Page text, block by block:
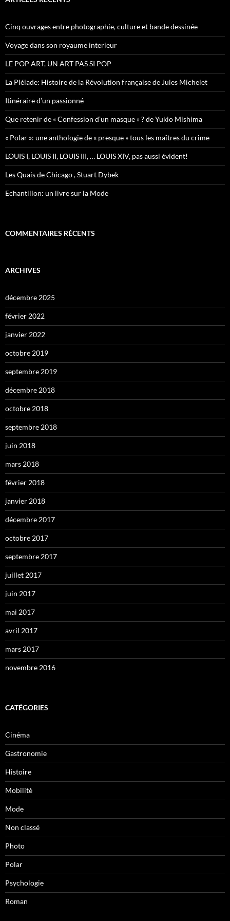
h
e
r
:
Cinq ouvrages entre photographie, culture et bande dessinée
Voyage dans son royaume interieur
LE POP ART, UN ART PAS SI POP
La Pléiade: Histoire de la Révolution française de Jules Michelet
Itinéraire d’un passionné
Que retenir de « Confession d’un masque » ? de Yukio Mishima
« Polar »: une anthologie de « presque » tous les maîtres du crime
LOUIS I, LOUIS II, LOUIS III, … LOUIS XIV, pas aussi évident!
Les Quais de Chicago , Stuart Dybek
Echantillon: un livre sur la Mode
COMMENTAIRES RÉCENTS
ARCHIVES
décembre 2025
février 2022
janvier 2022
octobre 2019
septembre 2019
décembre 2018
octobre 2018
septembre 2018
juin 2018
mars 2018
février 2018
janvier 2018
décembre 2017
octobre 2017
septembre 2017
juillet 2017
juin 2017
mai 2017
avril 2017
mars 2017
novembre 2016
CATÉGORIES
Cinéma
Gastronomie
Histoire
Mobilitè
Mode
Non classé
Photo
Polar
Psychologie
Roman